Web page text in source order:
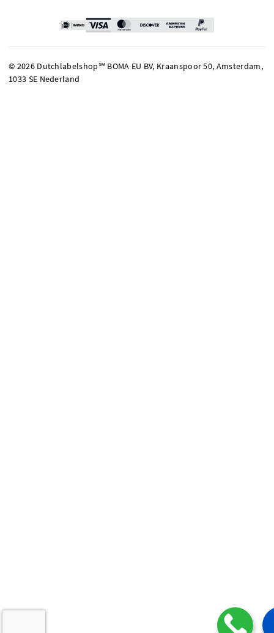
© 2026 Dutchlabelshop℠ BOMA EU BV, Kraanspoor 50, Amsterdam,
1033 SE Nederland